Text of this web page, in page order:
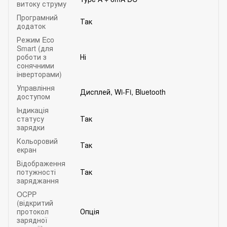
витоку струму
Програмний
додаток
Так
Режим Eco
Smart (для
роботи з
сонячними
інверторами)
Ні
Управління
доступом
Дисплей, Wi-Fi, Bluetooth
Індикація
статусу
зарядки
Так
Кольоровий
екран
Так
Відображення
потужності
заряджання
Так
OCPP
(відкритий
протокол
зарядної
Опція